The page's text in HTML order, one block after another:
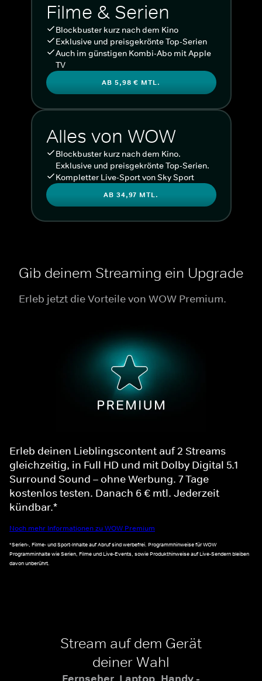
Filme & Serien
Blockbuster kurz nach dem Kino
Exklusive und preisgekrönte Top-Serien
Auch im günstigen Kombi-Abo mit Apple
TV
AB 5,98 € MTL.
Alles von WOW
Blockbuster kurz nach dem Kino.
Exklusive und preisgekrönte Top-Serien.
Kompletter Live-Sport von Sky Sport
AB 34,97 MTL.
Gib deinem Streaming ein Upgrade
Erleb jetzt die Vorteile von WOW Premium.
Erleb deinen Lieblingscontent auf 2 Streams
gleichzeitig, in Full HD und mit Dolby Digital 5.1
Surround Sound – ohne Werbung. 7 Tage
kostenlos testen. Danach 6 € mtl. Jederzeit
kündbar.*
Noch mehr Informationen zu WOW Premium
*Serien-, Filme- und Sport-Inhalte auf Abruf sind werbefrei. Programmhinweise für WOW
Programminhalte wie Serien, Filme und Live-Events, sowie Produkthinweise auf Live-Sendern bleiben
davon unberührt.
Stream auf dem Gerät
deiner Wahl